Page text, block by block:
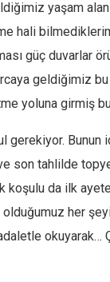
yaşam
hali
güç duvarlar
geldiğimiz
yoluna girmiş
Bunun
son tahlilde
da ilk
her
okuyarak…